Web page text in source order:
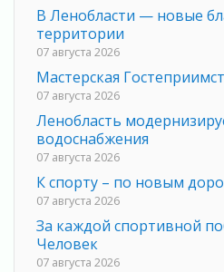
В Ленобласти — новые
территории
07 августа 2026
Мастерская
07 августа 2026
Ленобласть
водоснабжения
07 августа 2026
К спорту – по новым
07 августа 2026
За каждой спортивной
Человек
07 августа 2026